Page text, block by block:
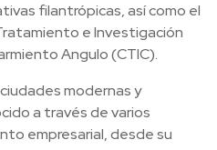
filantrópicas, así como el
e Investigación
Angulo (CTIC).
modernas y
a través de varios
empresarial, desde su